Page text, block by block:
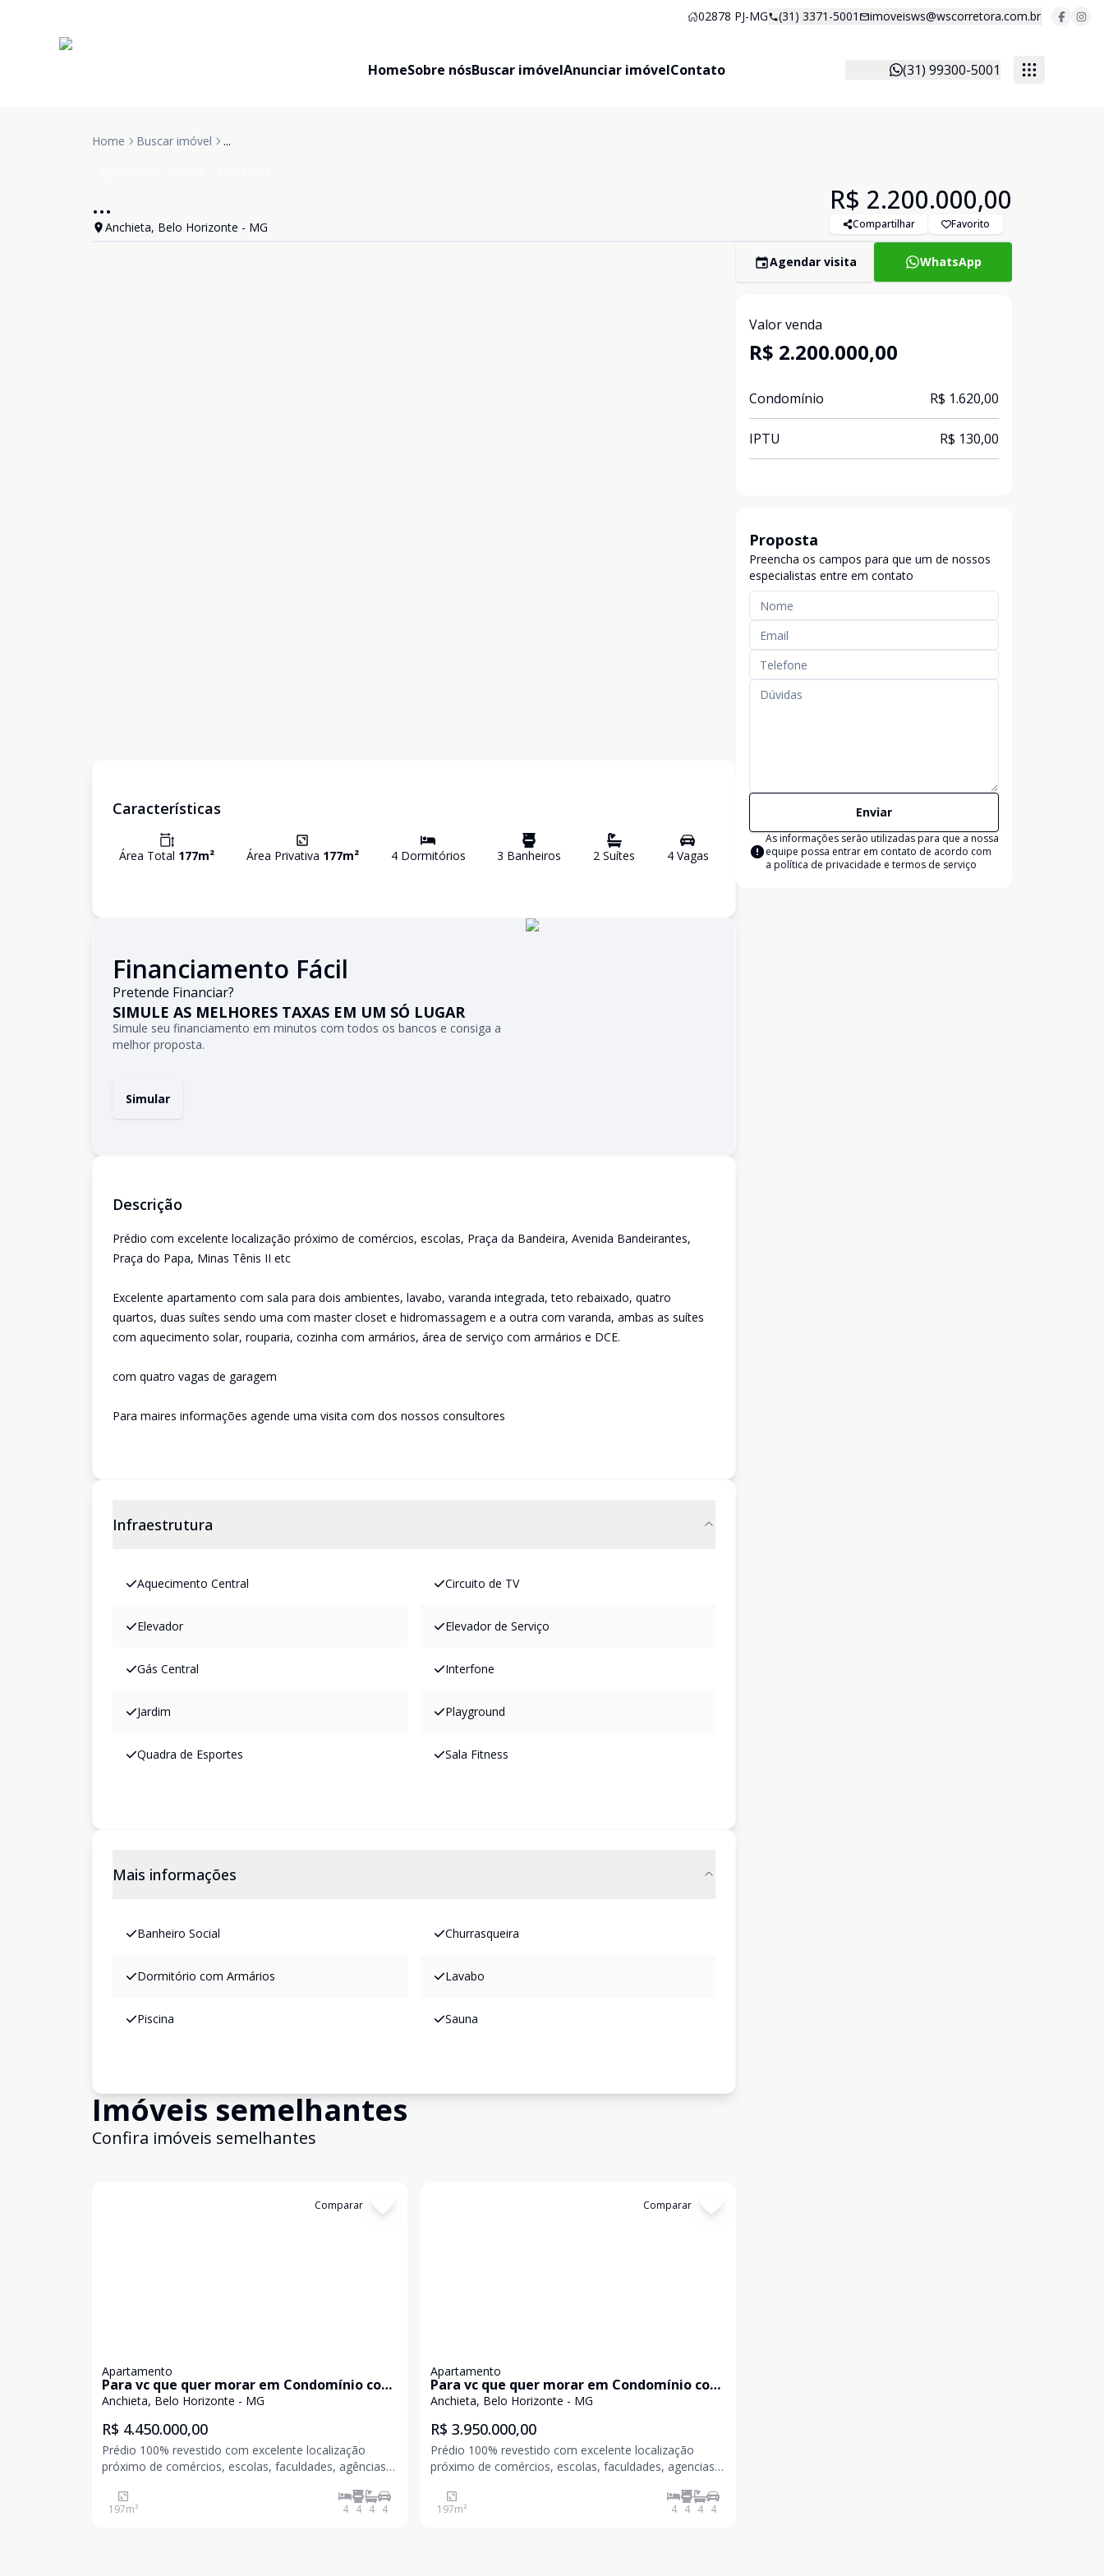
02878 PJ-MG (31) 3371-5001 imoveisws@wscorretora.com.br
HomeSobre nósBuscar imóvelAnunciar imóvelContato (31) 99300-5001
Home Buscar imóvel ...
...
Anchieta, Belo Horizonte - MG
R$ 2.200.000,00
Compartilhar Favorito
Características
Área Total 177m² Área Privativa 177m² 4Dormitórios 3 Banheiros 2 Suítes 4Vagas
Financiamento Fácil
Pretende Financiar?
SIMULE AS MELHORES TAXAS EM UM SÓ LUGAR
Simule seu financiamento em minutos com todos os bancos e consiga a
melhor proposta.
Simular
Descrição
Prédio com excelente localização próximo de comércios, escolas, Praça da Bandeira, Avenida Bandeirantes,
Praça do Papa, Minas Tênis II etc
Excelente apartamento com sala para dois ambientes, lavabo, varanda integrada, teto rebaixado, quatro
quartos, duas suítes sendo uma com master closet e hidromassagem e a outra com varanda, ambas as suítes
com aquecimento solar, rouparia, cozinha com armários, área de serviço com armários e DCE.
com quatro vagas de garagem
Para maires informações agende uma visita com dos nossos consultores
Infraestrutura
Aquecimento Central Circuito de TV
Elevador Elevador de Serviço
Gás Central Interfone
Jardim Playground
Quadra de Esportes Sala Fitness
Mais informações
Banheiro Social Churrasqueira
Dormitório com Armários Lavabo
Piscina Sauna
Imóveis semelhantes
Confira imóveis semelhantes
Comparar
Apartamento
Para vc que quer morar em Condomínio com
infra-estrutura de um clube
Anchieta, Belo Horizonte - MG
R$ 4.450.000,00
Prédio 100% revestido com excelente localização
próximo de comércios, escolas, faculdades, agências
Afonso Pena, Minas Tênis II , Patio Savassi Shopping.
Jardim bem amplo, frontal. O sistema de aquec
197m² 4 4 4 4
Comparar
Apartamento
Para vc que quer morar em Condomínio com
infra-estrutura de um clube
Anchieta, Belo Horizonte - MG
R$ 3.950.000,00
Prédio 100% revestido com excelente localização
próximo de comércios, escolas, faculdades, agencias
Afonso Pena, Minas Tênis II , Patio Savassi Shopping.
Jardim bem amplo, frontal. O sistema de aquec
197m² 4 4 4 4
Agendar visita WhatsApp
Valor venda
R$ 2.200.000,00
Condomínio R$ 1.620,00
IPTU R$ 130,00
Proposta
Preencha os campos para que um de nossos
especialistas entre em contato
Enviar
As informações serão utilizadas para que a nossa
equipe possa entrar em contato de acordo com
a política de privacidade e termos de serviço